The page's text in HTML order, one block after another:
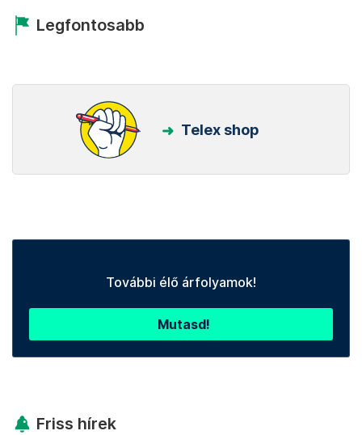
Legfontosabb
Telex shop
További élő árfolyamok!
Mutasd!
Friss hírek